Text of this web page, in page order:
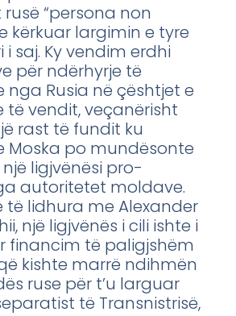
“persona non
kërkuar largimin e tyre
saj. Ky vendim erdhi
për ndërhyrje të
Rusia në çështjet e
të vendit, veçanërisht
rast të fundit ku
Moska po mundësonte
ligjvënësi pro-
autoritetet moldave.
të lidhura me Alexander
një ligjvënës i cili ishte i
financim të paligjshëm
kishte marrë ndihmën
ruse për t’u larguar
të Transnistrisë,